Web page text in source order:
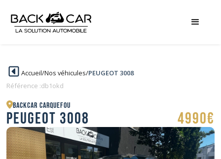
Accueil/Nos véhicules/PEUGEOT 3008
Référence :db1okd
BACKCAR Carquefou
PEUGEOT 3008 4990€